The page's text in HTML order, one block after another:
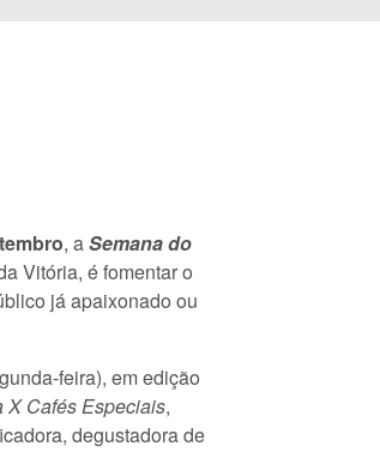
, aSemana do
Vitória, é fomentar o
já apaixonado ou
feira), em edição
X Cafés Especiais,
degustadora de